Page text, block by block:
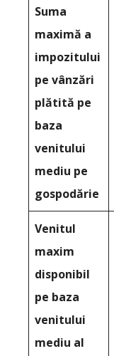
Suma
maximă a
impozitului
pe vânzări
plătită pe
baza
venitului
mediu pe
gospodărie
Venitul
maxim
disponibil
pe baza
venitului
mediu al